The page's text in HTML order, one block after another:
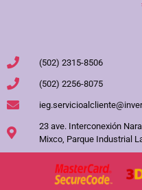
(502) 2315-8506
(502) 2256-8075
23 ave. Interconexión
Mixco, Parque Industrial